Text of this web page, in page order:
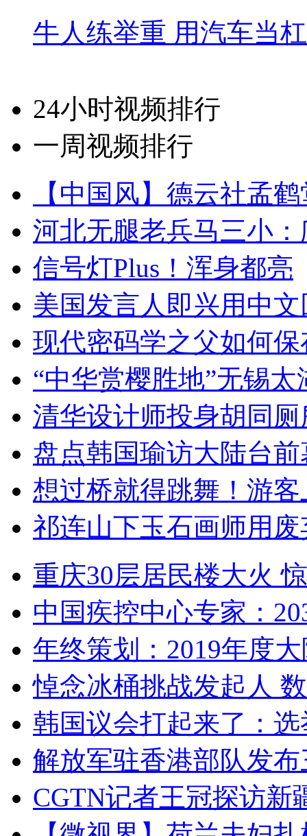
牛人练举重 用汽车当
24小时视频排行
一周视频排行
【中国风】德云社孟
河北无腿老兵马三小
信号灯Plus！浑身都亮
美国发言人即兴用中
现代密码学之父如何
“中华赏樱胜地”无锡
清华设计师投身胡同
盘点韩国瑜访大陆台
想过桥就得跳舞！游客
祁连山下玉石画师用
重庆30层居民楼大火
中国疾控中心专家：
年终策划：2019年度
悼念冰桶挑战发起人
韩国议会打起来了：
解放军驻香港部队发
CGTN记者王冠探访新